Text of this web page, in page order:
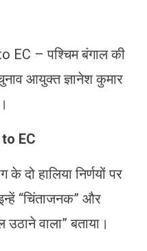
EC – पश्चिम बंगाल की
आयुक्त ज्ञानेश कुमार
EC
दो हालिया निर्णयों पर
“चिंताजनक” और
उठाने वाला” बताया।